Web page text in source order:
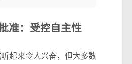
准：受控自主性
听起来令人兴奋，但大多数